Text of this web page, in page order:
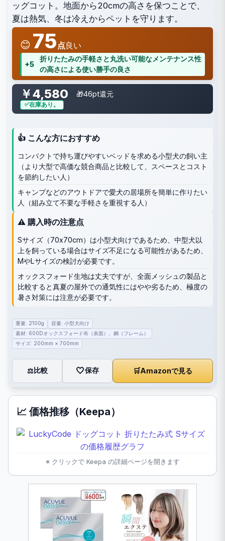
ッグコット。地面から20cmの高さを保つことで、
夏は熱気、冬は冷えからペットを守ります。
😊 75 点良い
+5
折りたたみの手軽さと丸洗い可能なメンテナンス性
の高さによる使い勝手の良さ
￥4,580 🎁46pt還元
在庫あり。
👍 こんな方におすすめ
コンパクトで持ち運びやすいベッドを求める小型犬の飼い主
（より大型で高価な競合商品と比較して、スペースとコスト
を節約したい人）
キャンプなどのアウトドアで愛犬の居場所を簡単に作りたい
人（組み立て不要な手軽さを重視する人）
⚠️ 購入時の注意点
Sサイズ（70x70cm）は小型犬向けであるため、中型犬以
上を飼っている場合はサイズ不足になる可能性があるため、
MやLサイズの検討が必要です。
オックスフォード生地は丈夫ですが、全面メッシュの製品と
比較すると真夏の屋外での通気性にはやや劣るため、極度の
暑さ対策には注意が必要です。
重量: 2100g
容量: 小型犬向け
素材: 600Dオックスフォード布（表面）、鋼（フレーム）
サイズ: 200mm × 700mm
⚖️比較 🤍保存 🛒Amazonで見る
📈 価格推移（Keepa）
※ クリックで Keepa の詳細ページを開きます